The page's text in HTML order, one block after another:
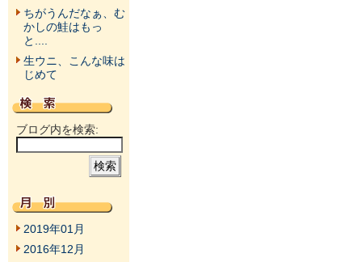
ちがうんだなぁ、む
かしの鮭はもっ
と....
生ウニ、こんな味は
じめて
ブログ内を検索:
2019年01月
2016年12月